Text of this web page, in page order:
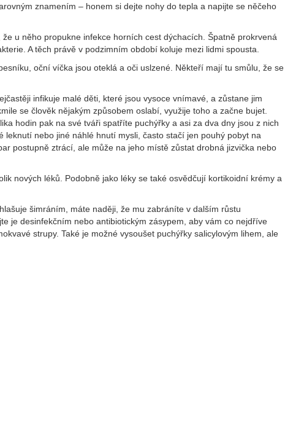
znamením – honem si dejte nohy do tepla a napijte se něčeho
u něho propukne infekce horních cest dýchacích. Špatně prokrvená
A těch právě v podzimním období koluje mezi lidmi spousta.
oční víčka jsou oteklá a oči uslzené. Někteří mají tu smůlu, že se
infikuje malé děti, které jsou vysoce vnímavé, a zůstane jim
se člověk nějakým způsobem oslabí, využije toho a začne bujet.
hodin pak na své tváři spatříte puchýřky a asi za dva dny jsou z nich
nebo jiné náhlé hnutí mysli, často stačí jen pouhý pobyt na
postupně ztrácí, ale může na jeho místě zůstat drobná jizvička nebo
nových léků. Podobně jako léky se také osvědčují kortikoidní krémy a
šimráním, máte naději, že mu zabráníte v dalším růstu
je desinfekčním nebo antibiotickým zásypem, aby vám co nejdříve
strupy. Také je možné vysoušet puchýřky salicylovým lihem, ale